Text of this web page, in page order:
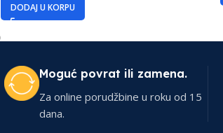
DODAJ U KORPU
Moguć povrat ili zamena.
Za online porudžbine u roku od 15
dana.